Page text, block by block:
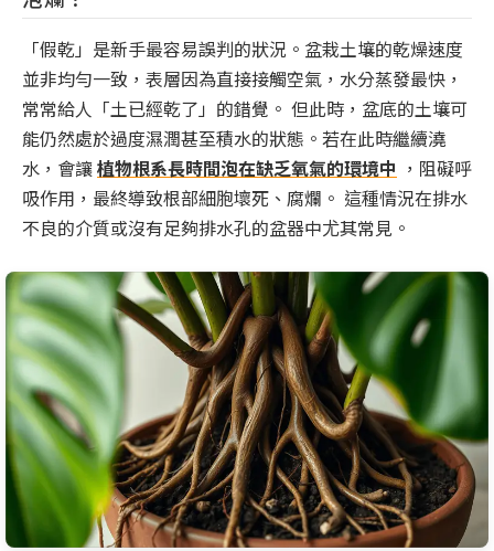
「假乾」是新手最容易誤判的狀況。盆栽土壤的乾燥速度
並非均勻一致，表層因為直接接觸空氣，水分蒸發最快，
常常給人「土已經乾了」的錯覺。 但此時，盆底的土壤可
能仍然處於過度濕潤甚至積水的狀態。若在此時繼續澆
水，會讓植物根系長時間泡在缺乏氧氣的環境中 ，阻礙呼
吸作用，最終導致根部細胞壞死、腐爛。 這種情況在排水
不良的介質或沒有足夠排水孔的盆器中尤其常見。